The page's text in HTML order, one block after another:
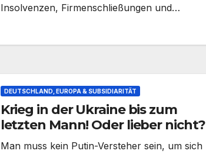
Insolvenzen, Firmenschließungen und…
DEUTSCHLAND, EUROPA & SUBSIDIARITÄT
Krieg in der Ukraine bis zum
letzten Mann! Oder lieber nicht?
Man muss kein Putin-Versteher sein, um sich